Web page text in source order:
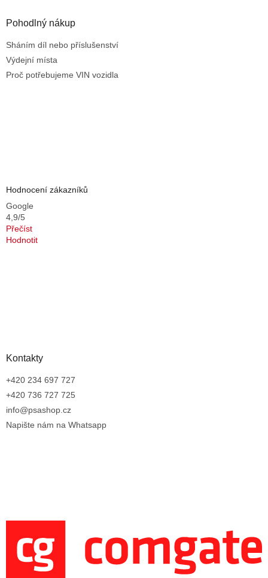
Pohodlný nákup
Sháním díl nebo příslušenství
Výdejní místa
Proč potřebujeme VIN vozidla
Hodnocení zákazníků
Google
4,9/5
Přečíst
Hodnotit
Kontakty
+420 234 697 727
+420 736 727 725
info@psashop.cz
Napište nám na Whatsapp